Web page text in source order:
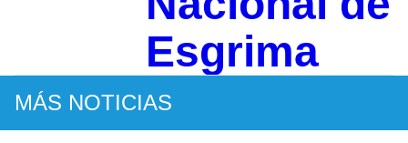
Esgrima
MÁS NOTICIAS